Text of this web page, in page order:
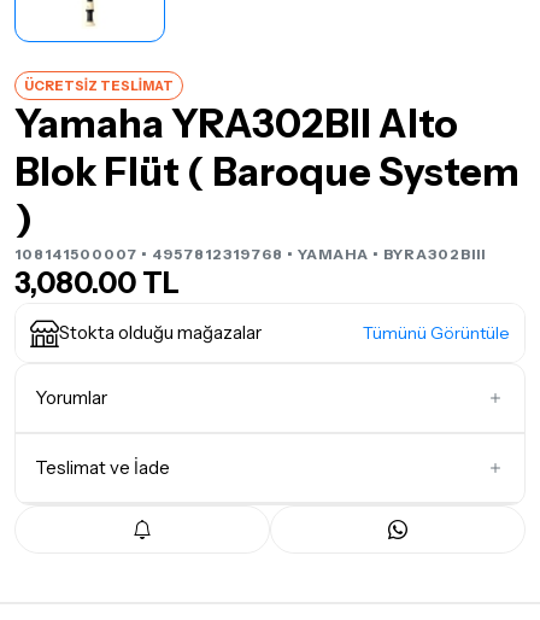
ÜCRETSİZ TESLİMAT
Yamaha YRA302BII Alto
Blok Flüt ( Baroque System
)
108141500007 • 4957812319768 • YAMAHA • BYRA302BIII
3,080.00 TL
Stokta olduğu mağazalar Tümünü Görüntüle
Yorumlar
Teslimat ve İade
Teslimat Koşulları